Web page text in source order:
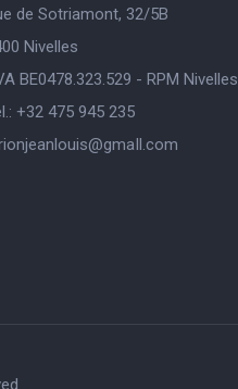
de Sotriamont, 32/5B
Nivelles
BE0478.323.529 - RPM Nivelles
+32 475 945 235